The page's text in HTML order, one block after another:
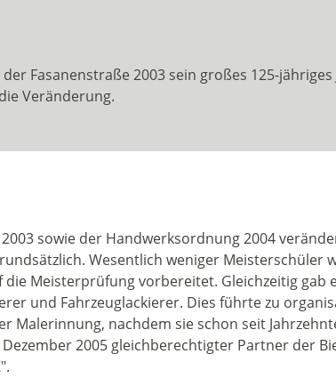
Fasanenstraße 2003 sein großes 125-jähriges
Veränderung.
sowie der Handwerksordnung 2004
Wesentlich weniger Meisterschüler
Meisterprüfung vorbereitet. Gleichzeitig gab
und Fahrzeuglackierer. Dies führte zu
Malerinnung, nachdem sie schon seit
2005 gleichberechtigter Partner der